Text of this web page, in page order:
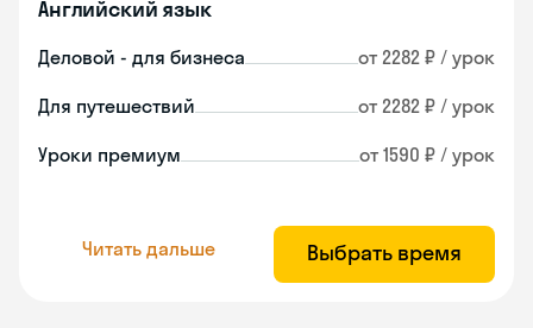
Английский язык
Деловой - для бизнеса от 2282 ₽ / урок
Для путешествий от 2282 ₽ / урок
Уроки премиум от 1590 ₽ / урок
Читать дальше Выбрать время